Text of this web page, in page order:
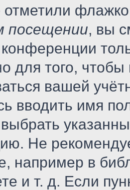
посещении, вы
для того, чтобы
вашей
вводить имя
Не
например в
и т. д. Если